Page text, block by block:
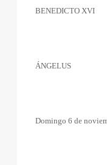
BENEDICTO XVI
ÁNGELUS
Domingo 6 de